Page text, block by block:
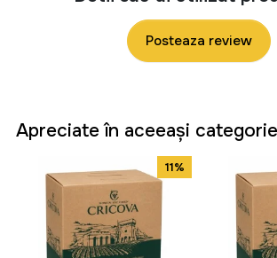
Posteaza review
Apreciate în aceeași categorie
11%